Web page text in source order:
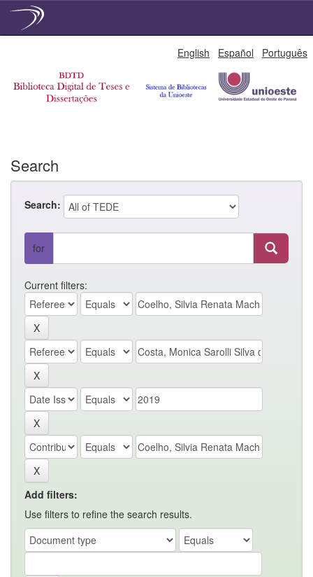
English Español Português
Search
Search:
for
Current filters:
Add filters:
Use filters to refine the search results.